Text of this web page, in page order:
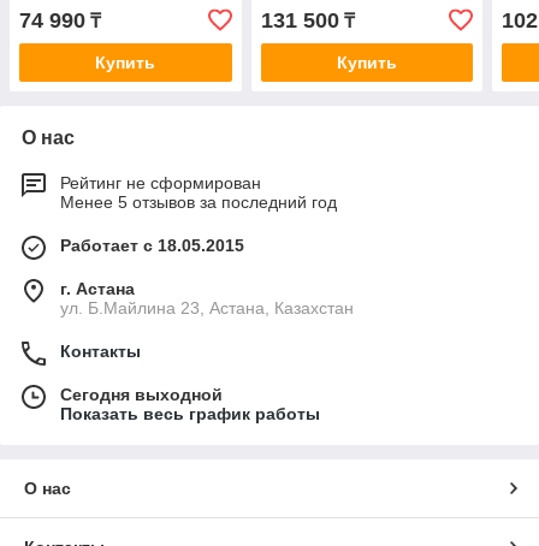
74 990 ₸
Купить
131 500₸
Купить
О нас
Рейтинг не сформирован
Менее 5 отзывов за последний год
Работает с 18.05.2015
г. Астана
ул. Б.Майлина 23, Астана, Казахстан
Контакты
Сегодня выходной
Показать весь график работы
О нас